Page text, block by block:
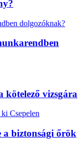
vizsgára
a biztonsági őrök